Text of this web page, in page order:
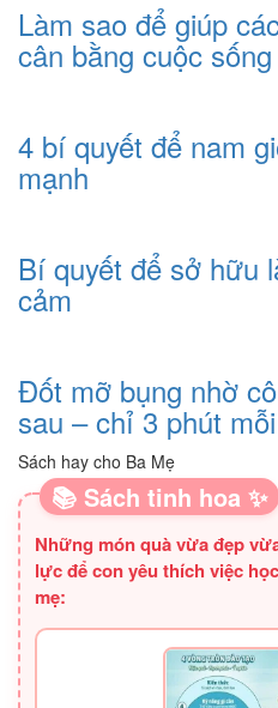
Làm sao để giúp
cân bằng cuộc sống
4 bí quyết để nam
mạnh
Bí quyết để sở hữu
cảm
Đốt mỡ bụng nhờ
sau – chỉ 3 phút
Sách hay cho Ba Mẹ
📚 Sách tinh hoa ✨
Những món quà vừa đẹp
lực để con yêu thích việc
mẹ: